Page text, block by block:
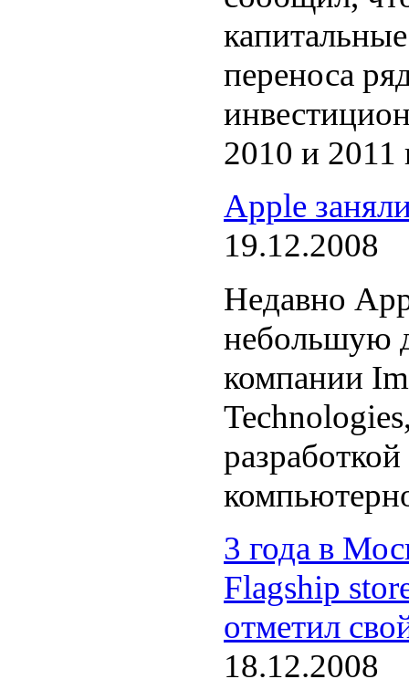
переноса
2010 и 2011
Apple
19.12.2008
Недавно
небольшую
компании
3 года в
Flagship
отметил
18.12.2008